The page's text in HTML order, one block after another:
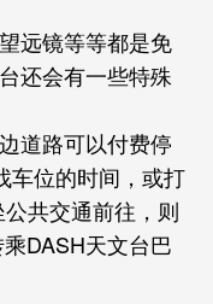
远镜等等都是免
还会有一些特殊
道路可以付费停
车位的时间，或打
共交通前往，则
DASH天文台巴